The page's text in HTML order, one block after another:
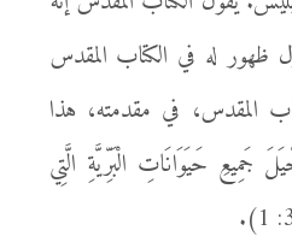
له في الكتاب المقدس
المقدس، في مقدمته، هذا
جَمِيعِ حَيَوَانَاتِ الْبَرِّيَّةِ الَّتِي